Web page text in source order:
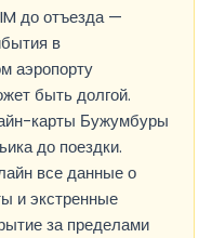
до отъезда —
в
аэропорту
быть долгой.
карты Бужумбуры
до поездки.
все данные о
и экстренные
за пределами